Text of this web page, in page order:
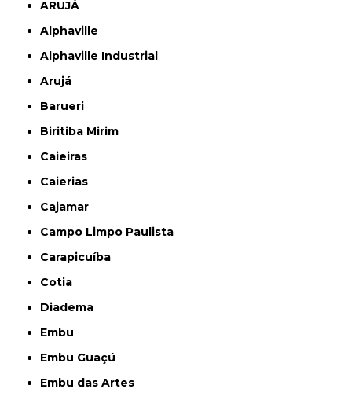
ARUJÁ
Alphaville
Alphaville Industrial
Arujá
Barueri
Biritiba Mirim
Caieiras
Caierias
Cajamar
Campo Limpo Paulista
Carapicuíba
Cotia
Diadema
Embu
Embu Guaçú
Embu das Artes